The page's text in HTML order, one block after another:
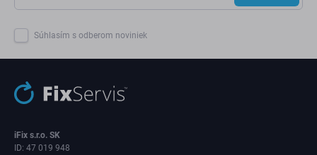
Súhlasím s odberom noviniek
iFix s.r.o. SK
ID: 47 019 948